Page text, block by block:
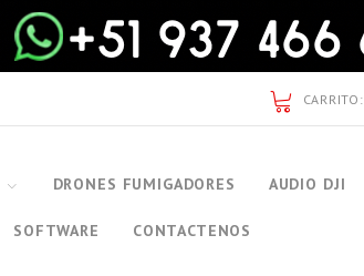
CARRITO:
DRONES FUMIGADORES AUDIO DJI
SOFTWARE CONTACTENOS